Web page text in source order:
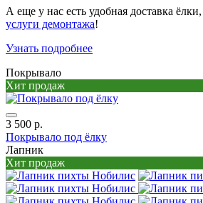
А еще у нас есть удобная доставка ёлки,
услуги демонтажа!
Узнать подробнее
Покрывало
Хит продаж
3 500 р.
Покрывало под ёлку
Лапник
Хит продаж